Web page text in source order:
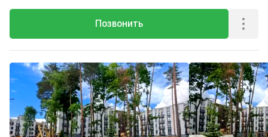
Позвонить